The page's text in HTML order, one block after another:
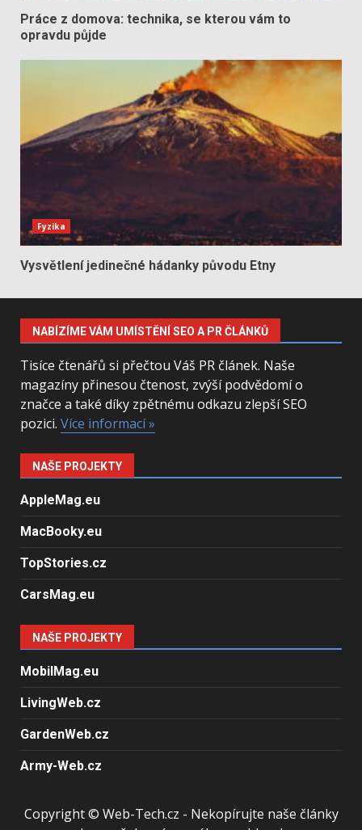
Práce z domova: technika, se kterou vám to
opravdu půjde
Fyzika
Vysvětlení jedinečné hádanky původu Etny
NABÍZÍME VÁM UMÍSTĚNÍ SEO A PR ČLÁNKŮ
Tisíce čtenářů si přečtou Váš PR článek. Naše
magazíny přinesou čtenost, zvýší podvědomí o
značce a také díky zpětnému odkazu zlepší SEO
pozici. Více informací »
NAŠE PROJEKTY
AppleMag.eu
MacBooky.eu
TopStories.cz
CarsMag.eu
NAŠE PROJEKTY
MobilMag.eu
LivingWeb.cz
GardenWeb.cz
Army-Web.cz
Copyright © Web-Tech.cz - Nekopírujte naše články